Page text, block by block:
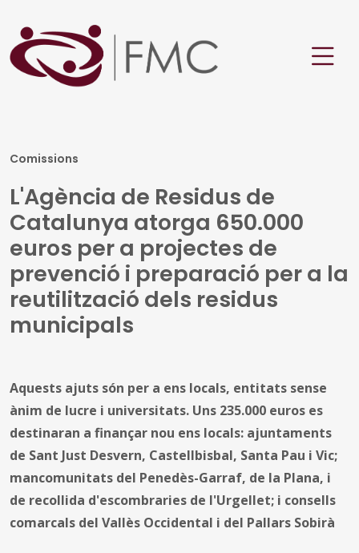
Comissions
L'Agència de Residus de
Catalunya atorga 650.000
euros per a projectes de
prevenció i preparació per a la
reutilització dels residus
municipals
Aquests ajuts són per a ens locals, entitats sense
ànim de lucre i universitats. Uns 235.000 euros es
destinaran a finançar nou ens locals: ajuntaments
de Sant Just Desvern, Castellbisbal, Santa Pau i Vic;
mancomunitats del Penedès-Garraf, de la Plana, i
de recollida d'escombraries de l'Urgellet; i consells
comarcals del Vallès Occidental i del Pallars Sobirà